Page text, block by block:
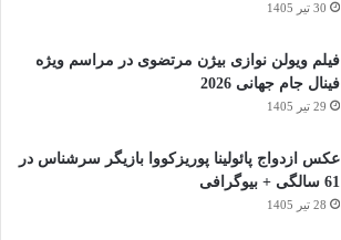
30 تیر 1405
فیلم ویولن نوازی بیژن مرتضوی در مراسم ویژه
فینال جام جهانی 2026
29 تیر 1405
عکس ازدواج پائولینا پوریزکووا بازیگر سرشناس در
61 سالگی + بیوگرافی
28 تیر 1405